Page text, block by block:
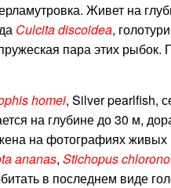
Живет на
Culcita discoidea,
пара этих
homei, Silver pearlfish,
на глубине до 30 м,
на фотографиях живых
ananas, Stichopus
в последнем виде